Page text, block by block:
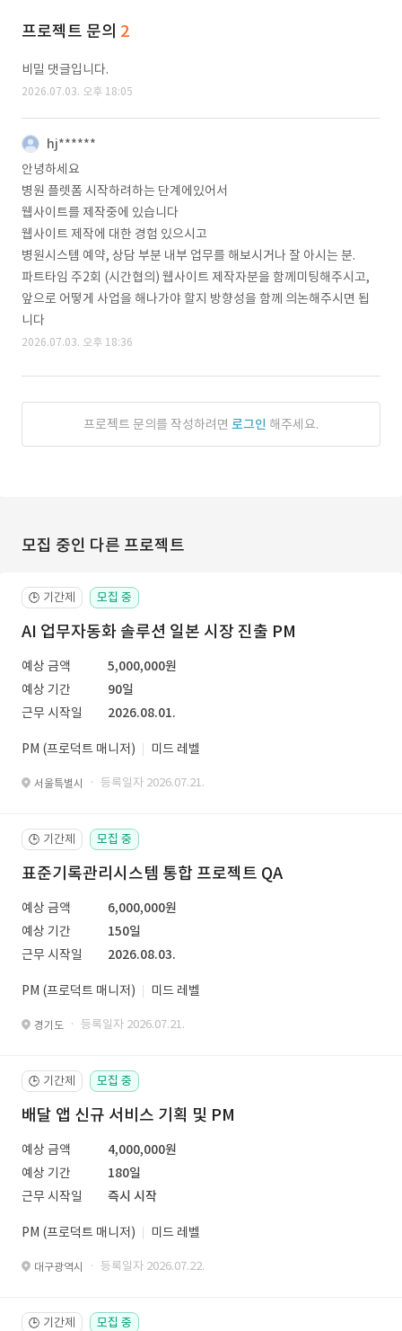
프로젝트 문의 2
비밀 댓글입니다.
2026.07.03. 오후 18:05
hj******
안녕하세요
병원 플렛폼 시작하려하는 단계에있어서
웹사이트를 제작중에 있습니다
웹사이트 제작에 대한 경험 있으시고
병원시스템 예약, 상담 부분 내부 업무를 해보시거나 잘 아시는 분.
파트타임 주2회 (시간협의) 웹사이트 제작자분을 함께미팅해주시고,
앞으로 어떻게 사업을 해나가야 할지 방향성을 함께 의논해주시면 됩
니다
2026.07.03. 오후 18:36
프로젝트 문의를 작성하려면 로그인 해주세요.
모집 중인 다른 프로젝트
🕒 기간제 모집 중
AI 업무자동화 솔루션 일본 시장 진출 PM
예상 금액
5,000,000원
예상 기간
90일
근무 시작일
2026.08.01.
PM (프로덕트 매니저) 미드 레벨
서울특별시 · 등록일자 2026.07.21.
🕒 기간제 모집 중
표준기록관리시스템 통합 프로젝트 QA
예상 금액
6,000,000원
예상 기간
150일
근무 시작일
2026.08.03.
PM (프로덕트 매니저) 미드 레벨
경기도 · 등록일자 2026.07.21.
🕒 기간제 모집 중
배달 앱 신규 서비스 기획 및 PM
예상 금액
4,000,000원
예상 기간
180일
근무 시작일
즉시 시작
PM (프로덕트 매니저) 미드 레벨
대구광역시 · 등록일자 2026.07.22.
🕒 기간제 모집 중